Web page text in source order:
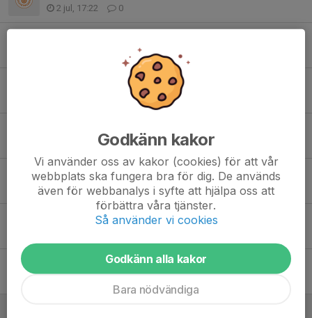
2 jul, 17:22 0
50 % rabatt Folksam Grand Prix
0
15 jun, 11:42 0
9 jun, 09:00 1
Ideellt arbete vs ersättning
Grill och medlemsmöte – sommaren är här
Godkänn kakor
Vi använder oss av kakor (cookies) för att vår
webbplats ska fungera bra för dig. De används
även för webbanalys i syfte att hjälpa oss att
förbättra våra tjänster.
Så använder vi cookies
Godkänn alla kakor
Bara nödvändiga